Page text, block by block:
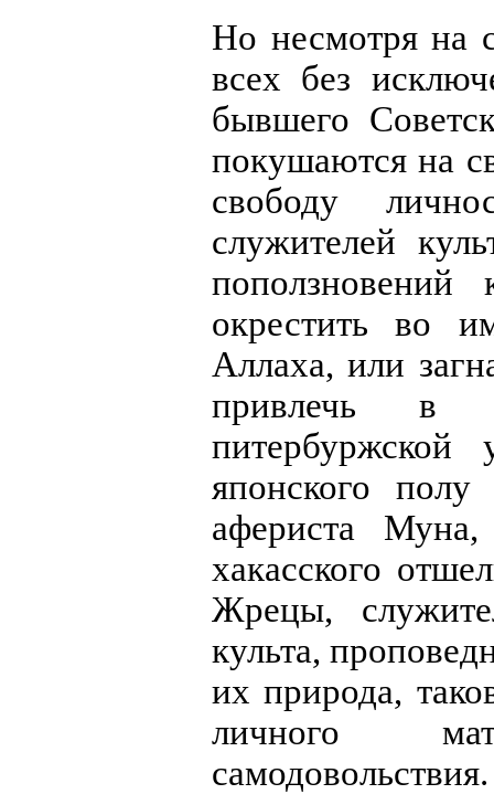
Но несмотря на
всех без
бывшего
покушаются на
свободу
служителей
окрестить во
Аллаха, или
привлечь в
японского
афериста
хакасского
Жрецы,
культа,
их природа,
личного
самодовольствия.